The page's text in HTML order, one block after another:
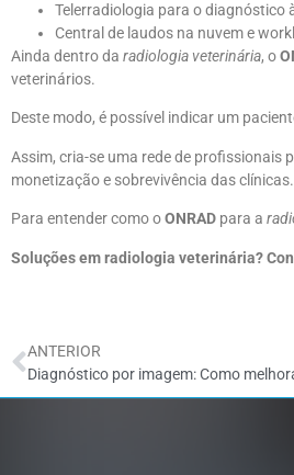
Telerradiologia para o
Central de laudos na nuvem e
Ainda dentro da radiologia veterinária, o
veterinários.
Deste modo, é possível indicar um
Assim, cria-se uma rede de profissionais
monetização e sobrevivência das clínicas.
Para entender como oONRAD para a
Soluções em radiologia veterinária?
ANTERIOR